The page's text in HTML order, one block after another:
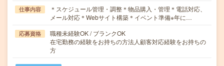
仕事内容
＊スケジュール管理・調整＊物品購入・管理＊電話対応、
メール対応＊Webサイト構築＊イベント準備※年に…
応募資格
職種未経験OK / ブランクOK
在宅勤務の経験をお持ちの方法人顧客対応経験をお持ちの
方